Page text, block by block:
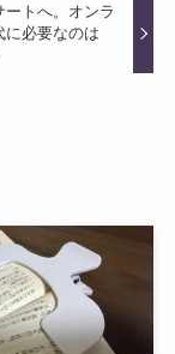
ートへ。オンラ
に必要なのは